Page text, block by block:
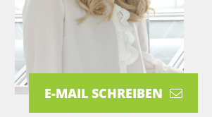
E-MAIL SCHREIBEN